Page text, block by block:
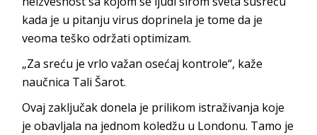
kada je u pitanju virus doprinela je tome da je
veoma teško održati optimizam.
„Za sreću je vrlo važan osećaj kontrole“, kaže
naučnica Tali Šarot.
Ovaj zaključak donela je prilikom istraživanja koje
je obavljala na jednom koledžu u Londonu. Tamo je